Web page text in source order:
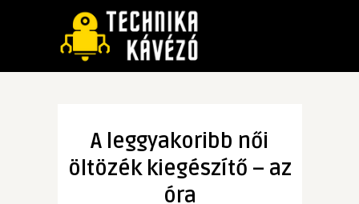
A leggyakoribb női
öltözék kiegészítő – az
óra